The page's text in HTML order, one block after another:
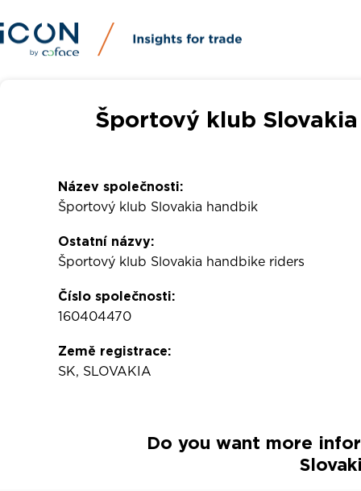
Športový klub
Název společnosti:
Športový klub Slovakia handbik
Ostatní názvy:
Športový klub Slovakia handbike riders
Číslo společnosti:
160404470
Země registrace:
SK, SLOVAKIA
Do you want more